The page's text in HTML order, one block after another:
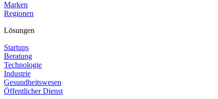
Marken
Regionen
Lösungen
Startups
Beratung
Technologie
Industrie
Gesundheitswesen
Öffentlicher Dienst